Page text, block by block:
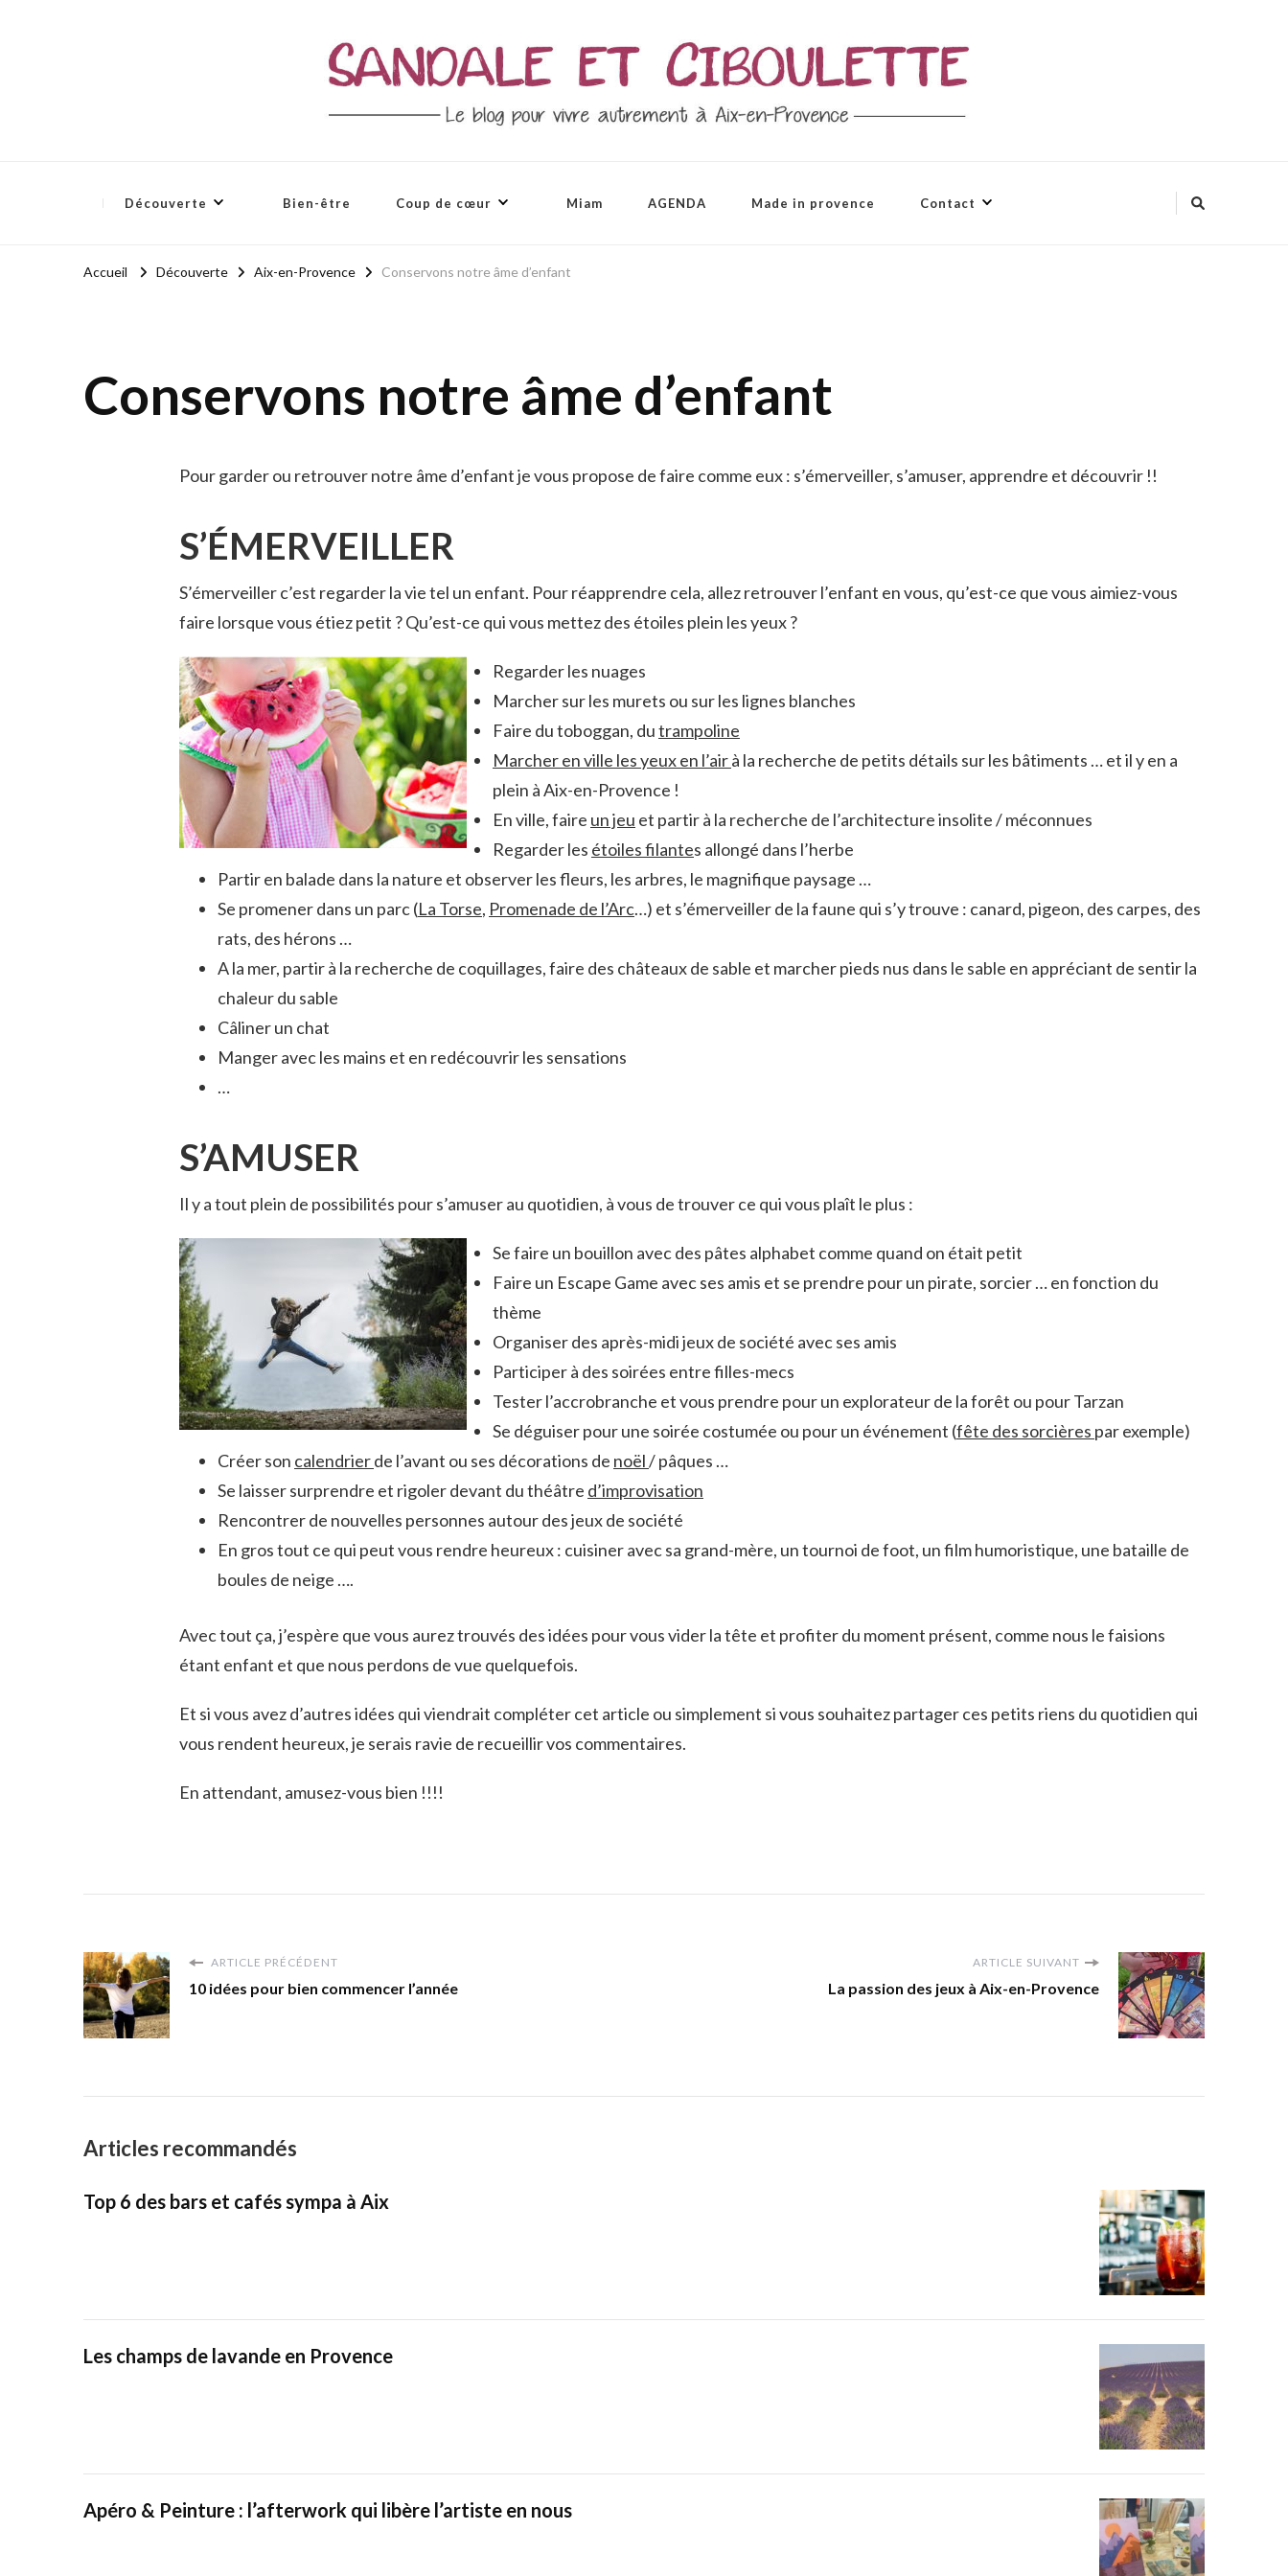
Découverte Bien-être Coup de cœur Miam AGENDA Made in provence Contact
Accueil Découverte Aix-en-Provence Conservons notre âme d’enfant
Conservons notre âme d’enfant
Pour garder ou retrouver notre âme d’enfant je vous propose de faire comme eux : s’émerveiller, s’amuser, apprendre et découvrir !!
S’ÉMERVEILLER
S’émerveiller c’est regarder la vie tel un enfant. Pour réapprendre cela, allez retrouver l’enfant en vous, qu’est-ce que vous aimiez-vous
faire lorsque vous étiez petit ? Qu’est-ce qui vous mettez des étoiles plein les yeux ?
Regarder les nuages
Marcher sur les murets ou sur les lignes blanches
Faire du toboggan, dutrampoline
Marcher en ville les yeux en l’airà la recherche de petits détails sur les bâtiments … et il y en a
plein à Aix-en-Provence !
En ville, faire un jeu et partir à la recherche de l’architecture insolite / méconnues
Regarder les étoiles filantes allongé dans l’herbe
Partir en balade dans la nature et observer les fleurs, les arbres, le magnifique paysage …
Se promener dans un parc (La Torse, Promenade de l’Arc…) et s’émerveiller de la faune qui s’y trouve : canard, pigeon, des carpes, des
rats, des hérons …
A la mer, partir à la recherche de coquillages, faire des châteaux de sable et marcher pieds nus dans le sable en appréciant de sentir la
chaleur du sable
Câliner un chat
Manger avec les mains et en redécouvrir les sensations
…
S’AMUSER
Il y a tout plein de possibilités pour s’amuser au quotidien, à vous de trouver ce qui vous plaît le plus :
Se faire un bouillon avec des pâtes alphabet comme quand on était petit
Faire un Escape Game avec ses amis et se prendre pour un pirate, sorcier … en fonction du
thème
Organiser des après-midi jeux de société avec ses amis
Participer à des soirées entre filles-mecs
Tester l’accrobranche et vous prendre pour un explorateur de la forêt ou pour Tarzan
Se déguiser pour une soirée costumée ou pour un événement (fête des sorcières par exemple)
Créer son calendrierde l’avant ou ses décorations de noël/ pâques …
Se laisser surprendre et rigoler devant du théâtre d’improvisation
Rencontrer de nouvelles personnes autour des jeux de société
En gros tout ce qui peut vous rendre heureux : cuisiner avec sa grand-mère, un tournoi de foot, un film humoristique, une bataille de
boules de neige ….
Avec tout ça, j’espère que vous aurez trouvés des idées pour vous vider la tête et profiter du moment présent, comme nous le faisions
étant enfant et que nous perdons de vue quelquefois.
Et si vous avez d’autres idées qui viendrait compléter cet article ou simplement si vous souhaitez partager ces petits riens du quotidien qui
vous rendent heureux, je serais ravie de recueillir vos commentaires.
En attendant, amusez-vous bien !!!!
ARTICLE PRÉCÉDENT
10 idées pour bien commencer l’année
ARTICLE SUIVANT
La passion des jeux à Aix-en-Provence
Articles recommandés
Top 6 des bars et cafés sympa à Aix
Les champs de lavande en Provence
Apéro & Peinture : l’afterwork qui libère l’artiste en nous